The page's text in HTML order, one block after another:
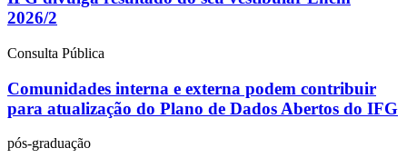
2026/2
Consulta Pública
Comunidades interna e externa podem contribuir
para atualização do Plano de Dados Abertos do IFG
pós-graduação